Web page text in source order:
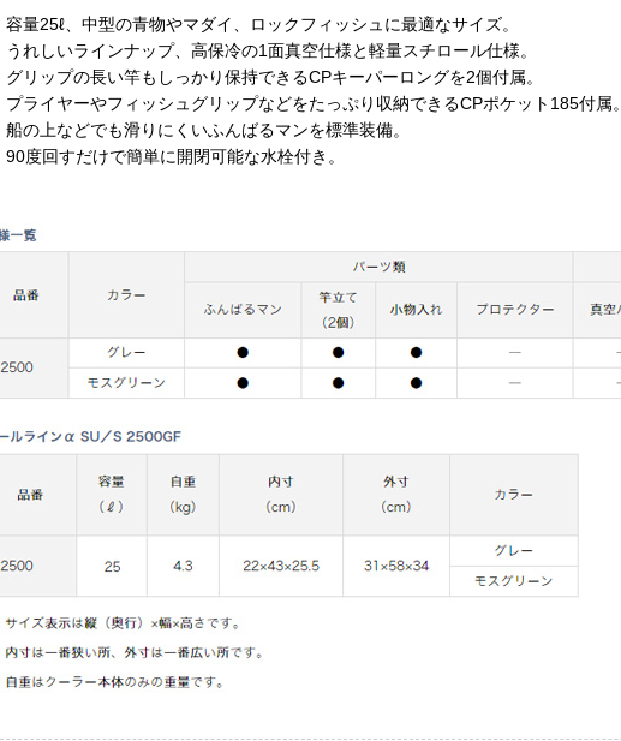
容量25ℓ、中型の青物やマダイ、ロックフィッシュに最適なサイズ。
うれしいラインナップ、高保冷の1面真空仕様と軽量スチロール仕様。
グリップの長い竿もしっかり保持できるCPキーパーロングを2個付属。
プライヤーやフィッシュグリップなどをたっぷり収納できるCPポケット185付属。
船の上などでも滑りにくいふんばるマンを標準装備。
90度回すだけで簡単に開閉可能な水栓付き。